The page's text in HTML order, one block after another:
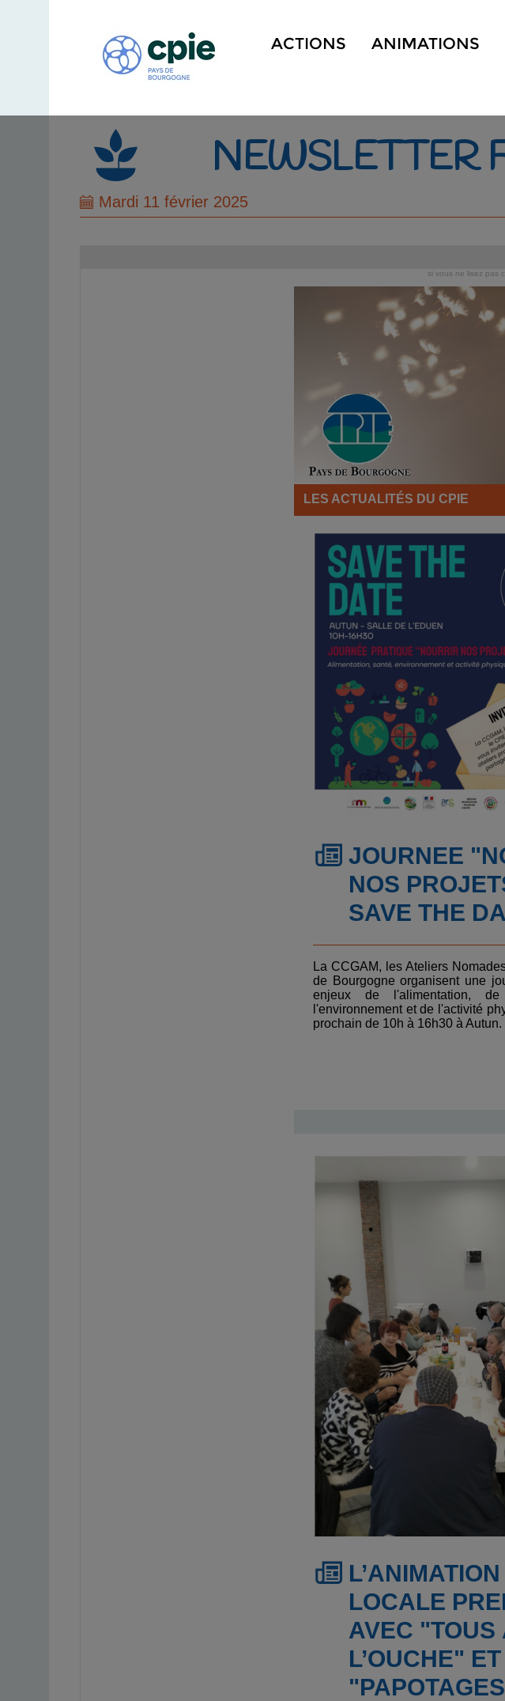
ACTIONS ANIMATIONS
NEWSLETTER
Mardi 11 février 2025
si vous ne lisez pas
LES ACTUALITÉS DU CPIE
JOURNEE
NOS
SAVE THE
La CCGAM, les Ateliers
de Bourgogne organisent une
enjeux de l'alimentation,
l'environnement et de l'activité
prochain de 10h à 16h30 à Autun.
L’ANIMATION
LOCALE
AVEC "TOUS
L’OUCHE"
"PAPOTAGES